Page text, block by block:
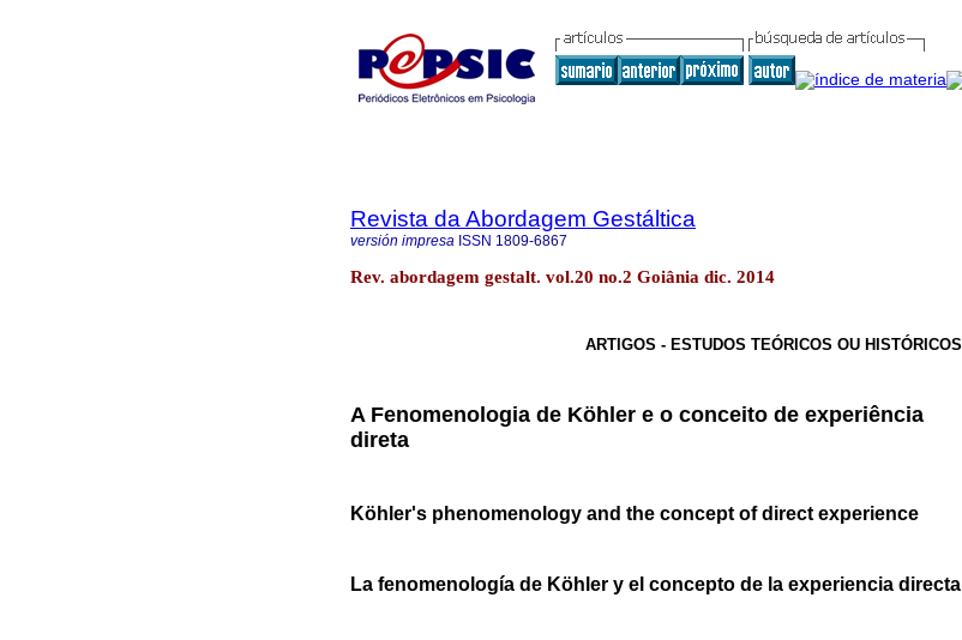
Revista da Abordagem Gestáltica
versión impresa ISSN 1809-6867
Rev. abordagem gestalt. vol.20 no.2 Goiânia dic. 2014
ARTIGOS - ESTUDOS TEÓRICOS OU HISTÓRICOS
A Fenomenologia de Köhler e o conceito de experiência
direta
Köhler's phenomenology and the concept of direct experience
La fenomenología de Köhler y el concepto de la experiencia directa